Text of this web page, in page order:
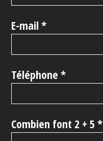
E-mail *
Téléphone *
Combien font 2 + 5 *